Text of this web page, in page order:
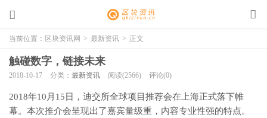
当前位置： 区块资讯网 > 最新资讯 > 正文
触碰数字，链接未来
2018-10-17 分类： 最新资讯 阅读(2566) 评论(0)
2018年10月15日，迪交所全球项目推荐会在上海正式落下帷
幕。本次推介会呈现出了嘉宾量级重，内容专业性强的特点。